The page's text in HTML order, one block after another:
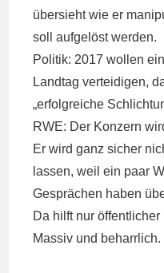
übersieht wie er
soll aufgelöst werden.
Politik: 2017 wollen
Landtag verteidigen,
„erfolgreiche
RWE: Der Konzern
Er wird ganz sicher
lassen, weil ein paar
Gesprächen haben
Da hilft nur öffentlicher
Massiv und beharrlich.